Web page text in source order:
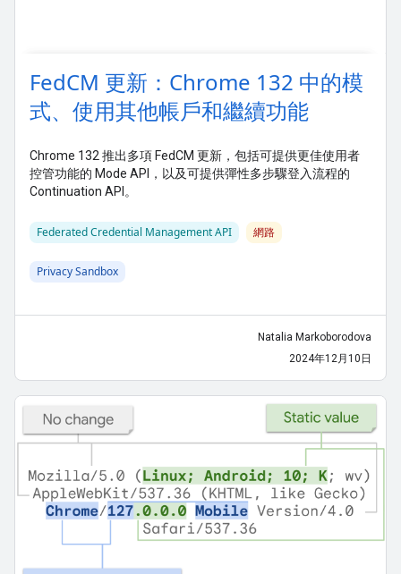
FedCM 更新：Chrome 132 中的模
式、使用其他帳戶和繼續功能
Chrome 132 推出多項 FedCM 更新，包括可提供更佳使用者
控管功能的 Mode API，以及可提供彈性多步驟登入流程的
Continuation API。
Federated Credential Management API 網路
Privacy Sandbox
Natalia Markoborodova
2024年12月10日